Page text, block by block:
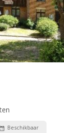
Beschikbaar